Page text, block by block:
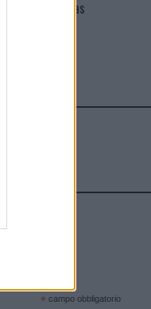
Cabras
* campo obbligatorio